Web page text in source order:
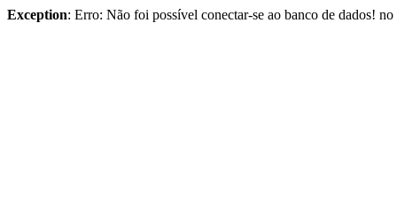
Exception: Erro: Não foi possível conectar-se ao banco de dados!